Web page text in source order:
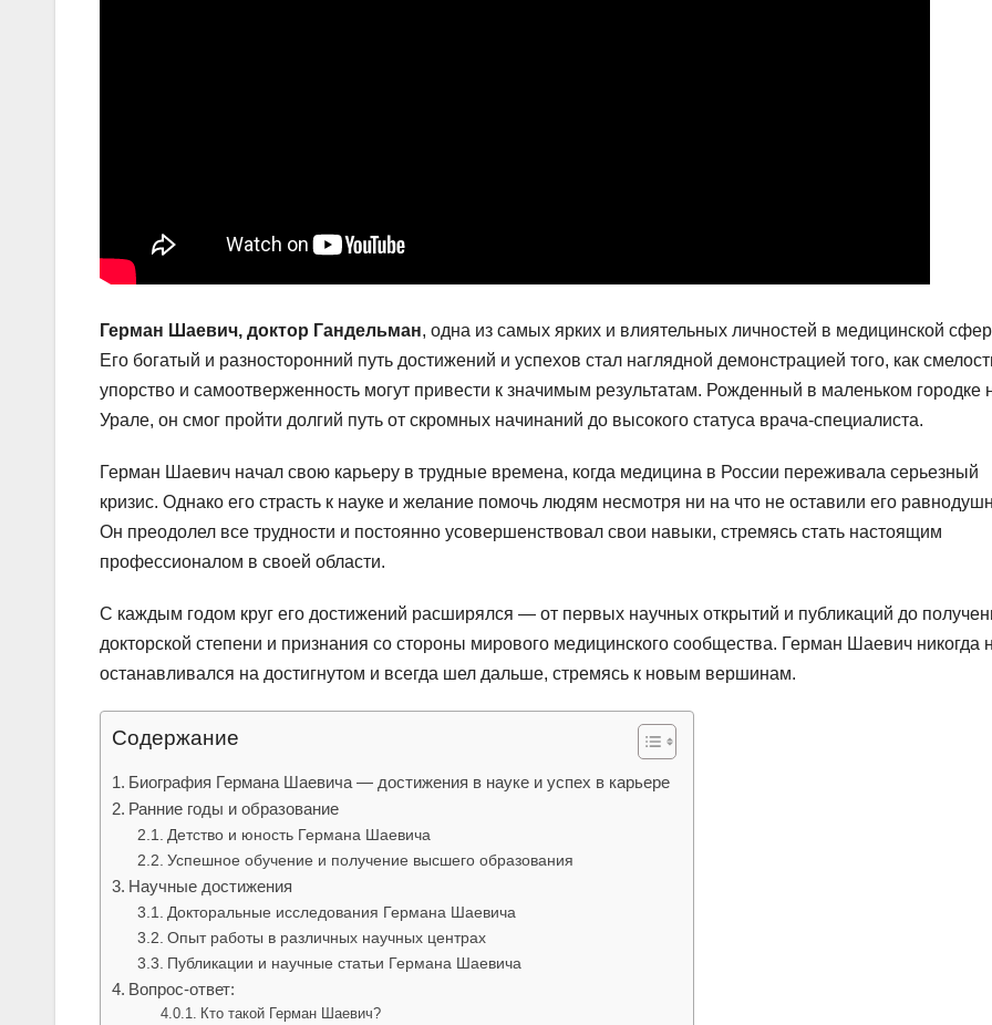
Герман Шаевич, доктор Гандельман, одна из самых ярких и влиятельных личностей в медицинской
Его богатый и разносторонний путь достижений и успехов стал наглядной демонстрацией того, как
упорство и самоотверженность могут привести к значимым результатам. Рожденный в маленьком городке
Урале, он смог пройти долгий путь от скромных начинаний до высокого статуса врача-специалиста.
Герман Шаевич начал свою карьеру в трудные времена, когда медицина в России переживала серьезный
кризис. Однако его страсть к науке и желание помочь людям несмотря ни на что не оставили его
Он преодолел все трудности и постоянно усовершенствовал свои навыки, стремясь стать настоящим
профессионалом в своей области.
С каждым годом круг его достижений расширялся — от первых научных открытий и публикаций до
докторской степени и признания со стороны мирового медицинского сообщества. Герман Шаевич никогда
останавливался на достигнутом и всегда шел дальше, стремясь к новым вершинам.
Содержание
Биография Германа Шаевича — достижения в науке и успех в карьере
Ранние годы и образование
Детство и юность Германа Шаевича
Успешное обучение и получение высшего образования
Научные достижения
Докторальные исследования Германа Шаевича
Опыт работы в различных научных центрах
Публикации и научные статьи Германа Шаевича
Вопрос-ответ:
Кто такой Герман Шаевич?